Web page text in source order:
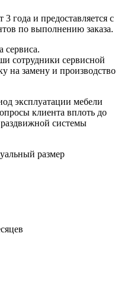
года и предоставляется с
по выполнению заказа.
сервиса.
сотрудники сервисной
на замену и производство
эксплуатации мебели
клиента вплоть до
системы
размер